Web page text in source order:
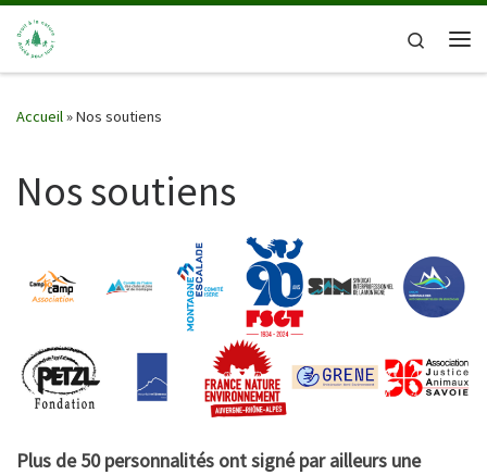
Passer au contenu
Search
Accueil»Nos soutiens
Nos soutiens
Plus de 50 personnalités ont signé par ailleurs une